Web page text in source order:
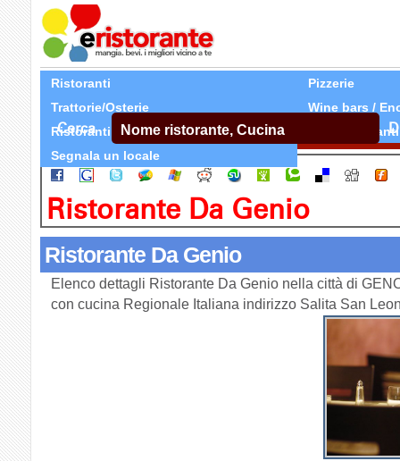
Ristoranti
Pizzerie
Trattorie/Osterie
Wine bars /
Ristoranti Etnici
Tutti Ristoranti
Segnala un locale
Cerca
Ristorante Da Genio
Ristorante Da Genio
Elenco dettagli Ristorante Da Genio nella città di
con cucina Regionale Italiana indirizzo Salita San